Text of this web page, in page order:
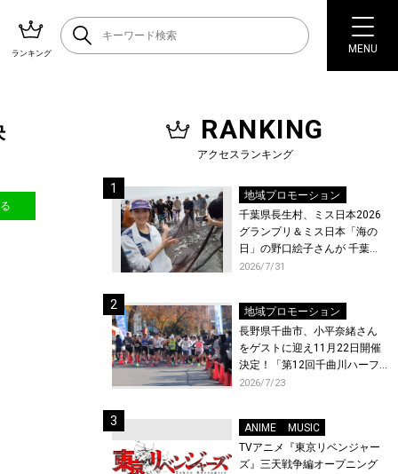
ランキング MENU
RANKING
アクセスランキング
地域プロモーション
千葉県長生村、ミス日本2026
グランプリ＆ミス日本「海の
日」の野口絵子さんが 千葉県
唯一の村・長生村で地引網を
2026/7/31
地域プロモーション
長野県千曲市、小平奈緒さん
をゲストに迎え11月22日開催
決定！「第12回千曲川ハーフ
マラソン」エントリー受付開
2026/7/23
ANIME
MUSIC
TVアニメ『東京リベンジャー
ズ』三天戦争編オープニング